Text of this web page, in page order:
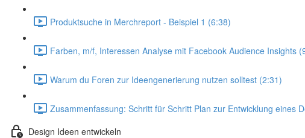
Produktsuche in Merchreport - Beispiel 1 (6:38)
Farben, m/f, Interessen Analyse mit Facebook Audience Insights
Warum du Foren zur Ideengenerierung nutzen solltest (2:31)
Zusammenfassung: Schritt für Schritt Plan zur Entwicklung eines
Design Ideen entwickeln